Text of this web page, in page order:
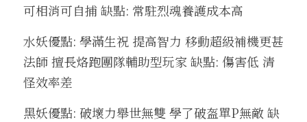
可相消可自捕 缺點: 常駐烈魂養護成本高
水妖優點: 學滿生祝 提高智力 移動超級補機更甚
法師 擅長烙跑團隊輔助型玩家 缺點: 傷害低 清
怪效率差
黑妖優點: 破壞力舉世無雙 學了破盔單P無敵 缺